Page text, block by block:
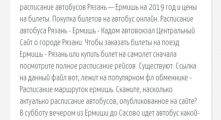
расписание автобусов Рязань — Ермишь на 2019 год и цены
на билеты. Покупка билетов на автобус онлайн. Расписание
автобуса Рязань - Ермишь - Кадом автовокзал Центральный
Сайт о городе Рязани. Чтобы заказать билеты на поезд
Ермишь - Рязань или купить билет на самолет сначала
посмотрите полное расписание рейсов. Существуют. Ссылка
на данный файл вот, лежит на популярном фл обменнике -
Расписание маршруток ермишь. Скажите, насколько
актуально расписание автобусов, опубликованное на сайте?
В субботу вечером из Ермиши до Сасово идет автобус какой-